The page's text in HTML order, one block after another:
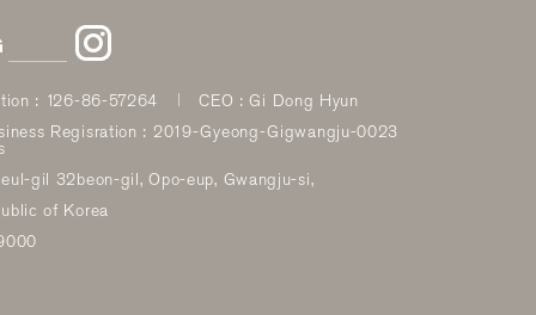
: 126-86-57264
CEO : Gi Dong Hyun
Regisration : 2019-Gyeong-Gigwangju-0023
gil 32beon-gil, Opo-eup, Gwangju-si,
of Korea